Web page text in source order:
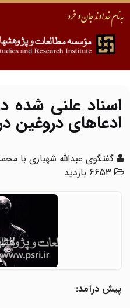
اسناد علنی شده
ادعاهای دروغین
گفتگوی عبدالله شهبازی با
6653 بازدید
پیش درآمد: